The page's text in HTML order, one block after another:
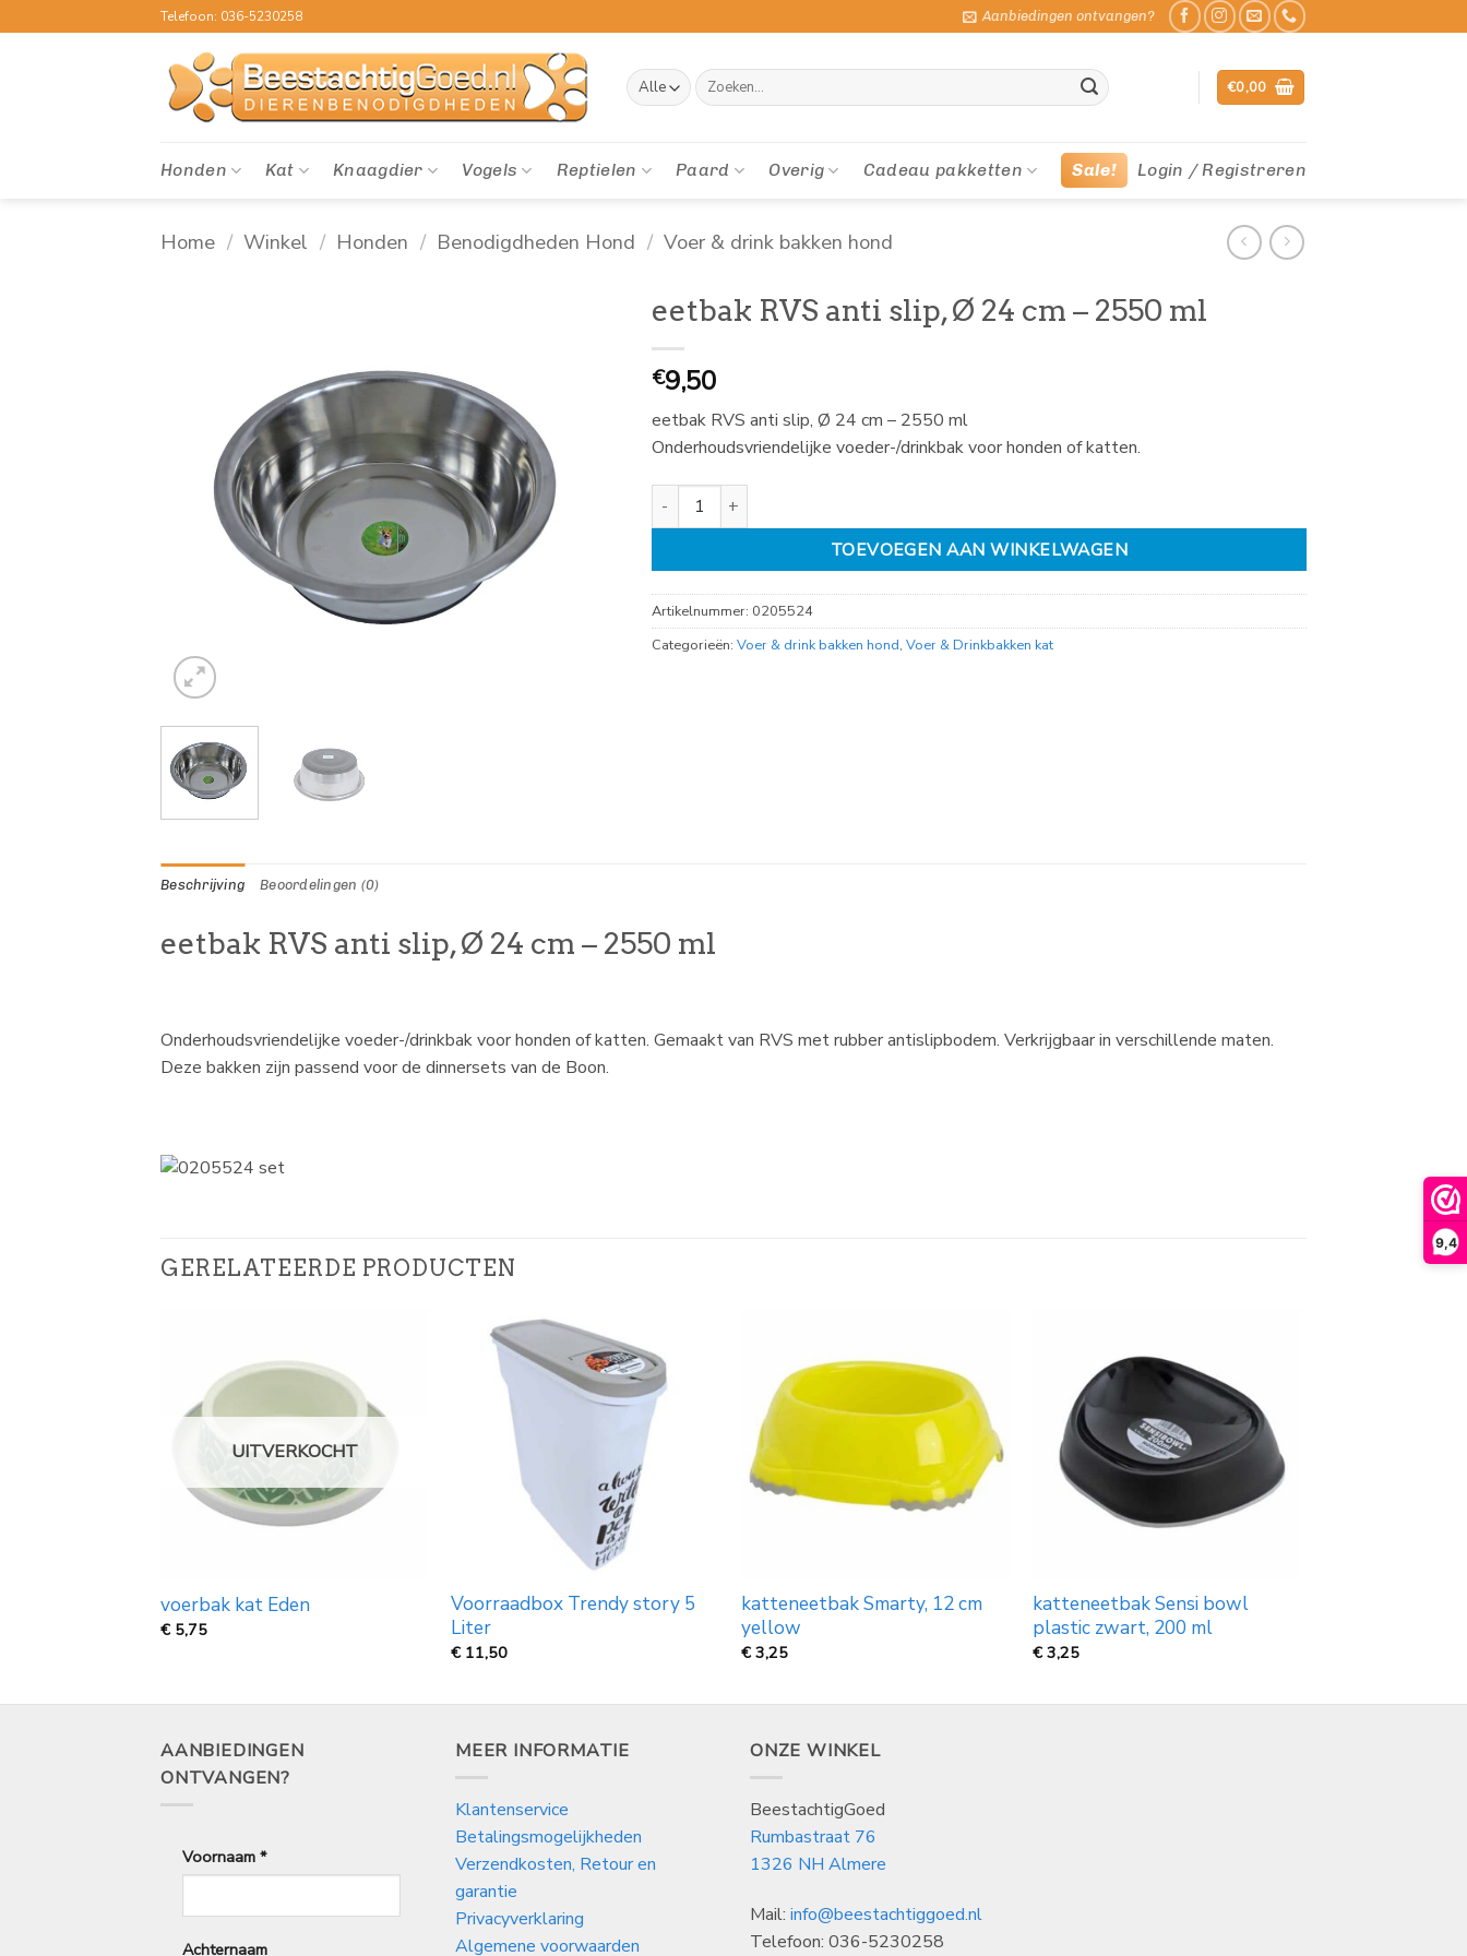
9,4
naar
Telefoon: 036-5230258 Aanbiedingen ontvangen?
Zoeken
naar:
€0,00
Honden Kat Knaagdier Vogels Reptielen Paard Overig Cadeau pakketten Sale! Login / Registreren
Home / Winkel / Honden / Benodigdheden Hond / Voer & drink bakken hond
eetbak RVS anti slip, Ø 24 cm – 2550 ml
€9,50
eetbak RVS anti slip, Ø 24 cm – 2550 ml
Onderhoudsvriendelijke voeder-/drinkbak voor honden of katten.
eetbak RVS anti slip, Ø 24 cm - 2550 ml aantal
TOEVOEGEN AAN WINKELWAGEN
Artikelnummer: 0205524
Categorieën: Voer & drink bakken hond, Voer & Drinkbakken kat
Beschrijving Beoordelingen (0)
eetbak RVS anti slip, Ø 24 cm – 2550 ml
Onderhoudsvriendelijke voeder-/drinkbak voor honden of katten. Gemaakt van RVS met rubber antislipbodem. Verkrijgbaar in verschillende maten.
Deze bakken zijn passend voor de dinnersets van de Boon.
GERELATEERDE PRODUCTEN
UITVERKOCHT
voerbak kat Eden
€ 5,75
Voorraadbox Trendy story 5
Liter
€ 11,50
katteneetbak Smarty, 12 cm
yellow
€3,25
katteneetbak Sensi bowl
plastic zwart, 200 ml
€ 3,25
AANBIEDINGEN
ONTVANGEN?
Voornaam *
Achternaam
MEER INFORMATIE
Klantenservice
Betalingsmogelijkheden
Verzendkosten, Retour en
garantie
Privacyverklaring
Algemene voorwaarden
ONZE WINKEL
BeestachtigGoed
Rumbastraat 76
1326 NH Almere
Mail: info@beestachtiggoed.nl
Telefoon: 036-5230258